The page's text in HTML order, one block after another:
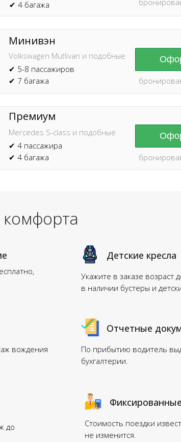
✔ 4 багажа
Минивэн
Volkswagen Mutlivan и подобные
✔ 5-8 пассажиров
✔ 7 багажа
Премиум
Mercedes S-class и подобные
✔ 4 пассажира
✔ 4 багажа
Укажите в заказе возраст
в наличии бустеры и
до
Детские кресла
вождения
По прибытию водитель
бухгалтерии.
Стоимость поездки
не изменится.
Отчетные